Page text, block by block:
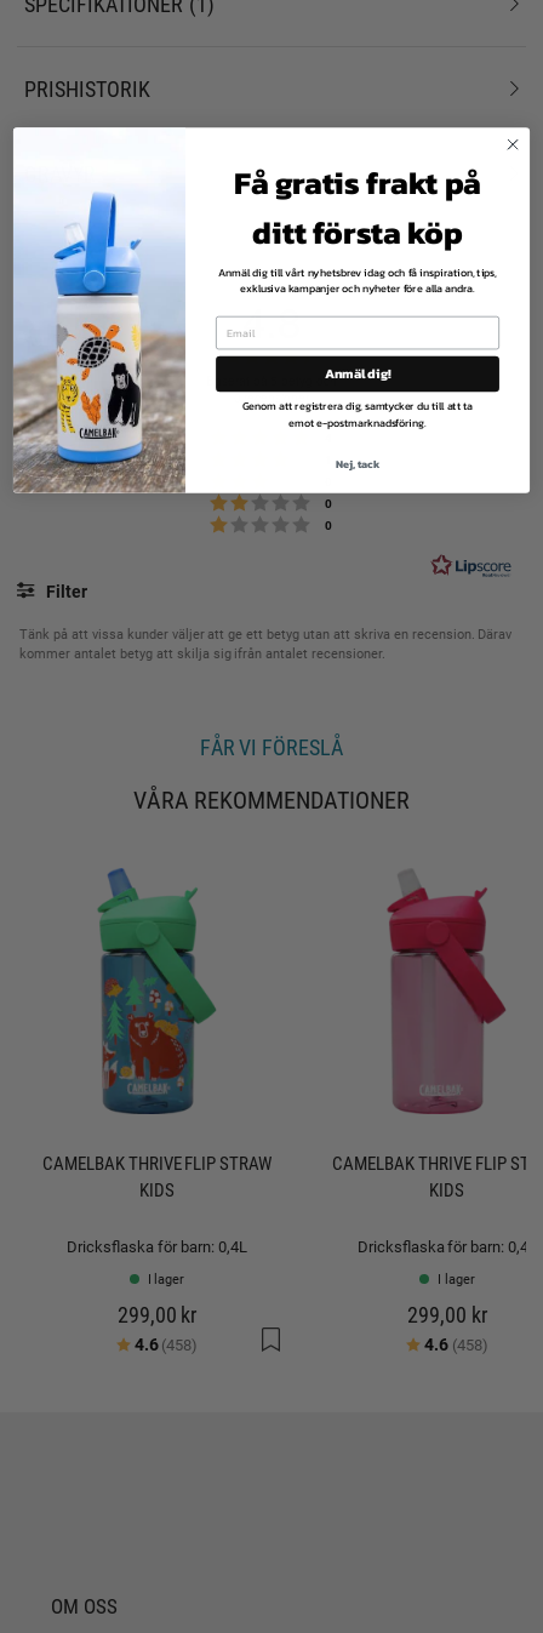
PRISHISTORIK
Betyg: 5 utav 5 stjärnor
Betyg: 4 utav 5 stjärnor
Betyg: 3 utav 5 stjärnor
Betyg: 2 utav 5 stjärnor
0
Betyg: 1 utav 5 stjärnor
0
4.8
B
e
t
y
4
a
v
t
j
r
Baserat på 5 betyg och
0 recensioner
Filter
Betyg Bilder
Tänk på att vissa kunder väljer att ge ett betyg utan att skriva en recension. Därav
kommer antalet betyg att skilja sig ifrån antalet recensioner.
FÅR VI FÖRESLÅ
VÅRA REKOMMENDATIONER
CAMELBAK THRIVE FLIP STRAW
KIDS
Dricksflaska för barn: 0,4L
I lager
299,00 kr
Betyg:
4.6(458) utav 5 stjärnor
CAMELBAK THRIVE FLIP
KIDS
Dricksflaska för barn: 0,4L
I lager
299,00 kr
Betyg:
4.6(458)
OM OSS
Få gratis frakt på
ditt första köp
Anmäl dig till vårt nyhetsbrev idag och få inspiration, tips,
exklusiva kampanjer och nyheter före alla andra.
Anmäl dig!
Genom att registrera dig, samtycker du till att ta
emot e-postmarknadsföring.
Nej, tack